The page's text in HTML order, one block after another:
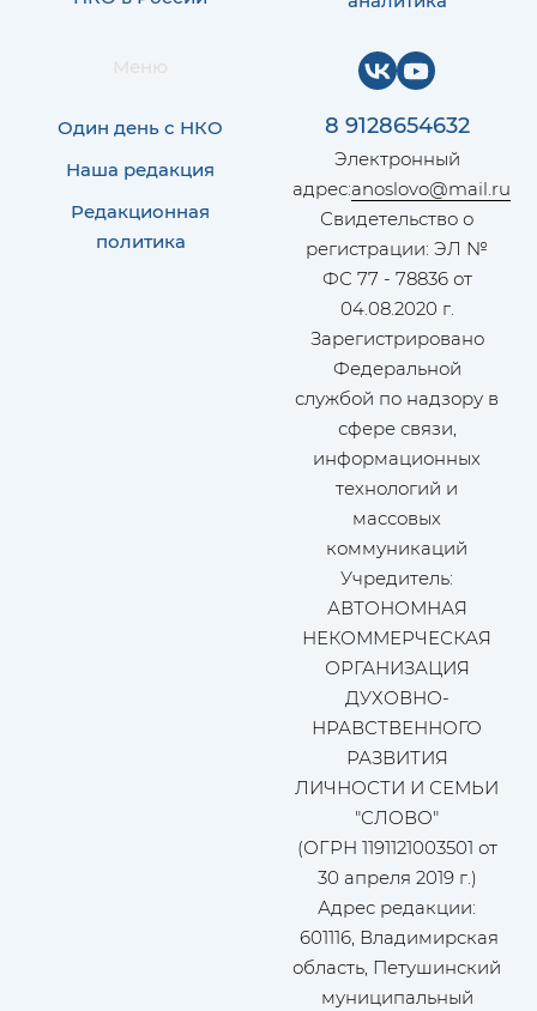
Меню
Один день с НКО
Наша редакция
Редакционная
политика
8 9128654632
Электронный
адрес:anoslovo@mail.ru
Свидетельство о
регистрации: ЭЛ №
ФС 77 - 78836 от
04.08.2020 г.
Зарегистрировано
Федеральной
службой по надзору в
сфере связи,
информационных
технологий и
массовых
коммуникаций
Учредитель:
АВТОНОМНАЯ
НЕКОММЕРЧЕСКАЯ
ОРГАНИЗАЦИЯ
ДУХОВНО-
НРАВСТВЕННОГО
РАЗВИТИЯ
ЛИЧНОСТИ И СЕМЬИ
"СЛОВО"
(ОГРН 1191121003501 от
30 апреля 2019 г.)
Адрес редакции:
601116, Владимирская
область, Петушинский
муниципальный